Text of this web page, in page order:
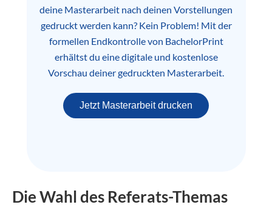
deine Masterarbeit nach deinen Vorstellungen
gedruckt werden kann? Kein Problem! Mit der
formellen Endkontrolle von BachelorPrint
erhältst du eine digitale und kostenlose
Vorschau deiner gedruckten Masterarbeit.
Jetzt Masterarbeit drucken
Die Wahl des Referats-Themas